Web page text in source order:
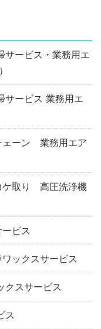
サービス・業務用エ
サービス 業務用エ
ェーン 業務用エア
ケ取り 高圧洗浄機
ビス
ックスサービス
クスサービス
ス